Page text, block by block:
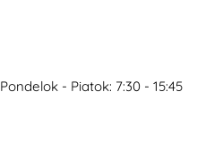
Pondelok - Piatok: 7:30 - 15:45